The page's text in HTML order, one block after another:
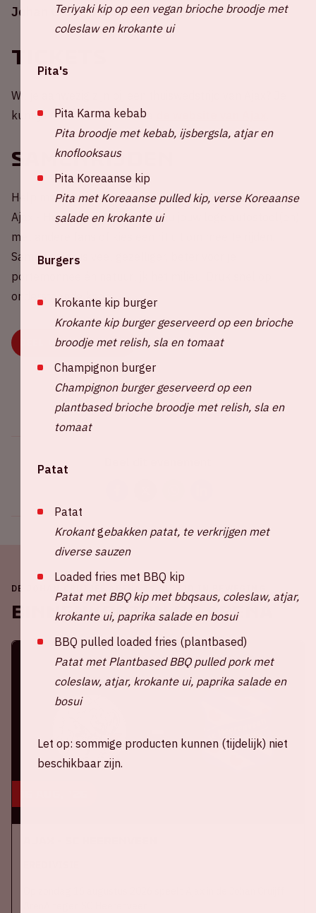
Johan Cruijff ArenA tegen Heracles Almelo.
Tickets
Wil je aanwezig zijn bij een thuiswedstrijd van Ajax? Je
kunt je tickets bestellen via
Samenrijden
Help mee met het reduceren van CO2-uitstoot rondom
Ajax - Heracles Almelo! Deel nu jouw lege autostoel(en)
met andere fans of kies een rit uit om mee te rijden.
Samen rijden is veel gezelliger, beter voor je
portemonnee én natuurlijk het milieu. Druk snel op
onderstaande knop.
DEEL OF KIES JE RIT
DE JOHAN CRUIJFF ARENA IS ALTIJD IN BEWEGING
Binnenkort in de ArenA
Teriyaki kip op een vegan brioche broodje met
coleslaw en krokante ui
Pita's
Pita Karma kebab
Pita broodje met kebab, ijsbergsla, atjar en
knoflooksaus
Pita Koreaanse kip
Pita met Koreaanse pulled kip, verse Koreaanse
salade en krokante ui
Burgers
Krokante kip burger
Krokante kip burger geserveerd op een brioche
broodje met relish, sla en tomaat
Champignon burger
Champignon burger geserveerd op een
plantbased brioche broodje met relish, sla en
tomaat
Patat
Patat
Krokantgebakken patat, te verkrijgen met
diverse sauzen
Loaded fries met BBQ kip
Patat met BBQ kip met bbqsaus, coleslaw, atjar,
krokante ui, paprika salade en bosui
BBQ pulled loaded fries (plantbased)
Patat met Plantbased BBQ pulled pork met
coleslaw, atjar, krokante ui, paprika salade en
bosui
Let op: sommige producten kunnen (tijdelijk) niet
beschikbaar zijn.